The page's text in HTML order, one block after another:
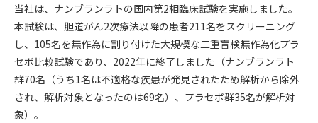
当社は、ナンブランラトの国内第2相臨床試験を実施しました。
本試験は、胆道がん2次療法以降の患者211名をスクリーニング
し、105名を無作為に割り付けた大規模な二重盲検無作為化プラ
セボ比較試験であり、2022年に終了しました（ナンブランラト
群70名（うち1名は不適格な疾患が発見されたため解析から除外
され、解析対象となったのは69名）、プラセボ群35名が解析対
象）。